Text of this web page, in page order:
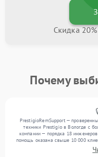
Скидка
Почему
PrestigioRemSupport —
техники Prestigio в Вологде с
компании — порядка 18
помощь оказана свыше 10 000
ремонтов. Ежемесячно в
включая , , . Мы устраняем